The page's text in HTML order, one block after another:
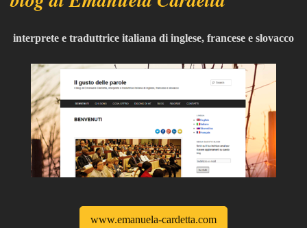
interprete e traduttrice italiana di inglese, francese e slovacco
www.emanuela-cardetta.com